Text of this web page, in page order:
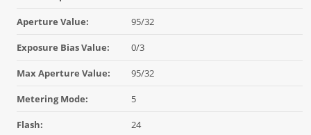
Aperture Value: 95/32
Exposure Bias Value: 0/3
Max Aperture Value: 95/32
Metering Mode: 5
Flash: 24